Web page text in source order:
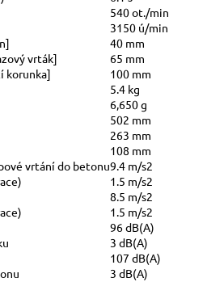
540 ot./min
3150 ú/min
40 mm
vrták]
65 mm
korunka]
100 mm
5.4 kg
6,650 g
502 mm
263 mm
108 mm
vrtání do betonu9.4 m/s2
1.5 m/s2
8.5 m/s2
1.5 m/s2
96 dB(A)
3 dB(A)
107 dB(A)
3 dB(A)